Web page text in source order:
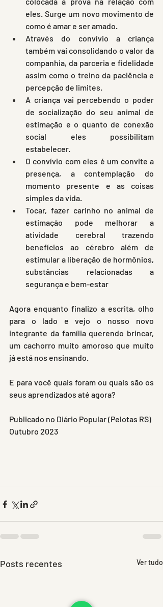
eles. Surge um novo movimento de
como é amar e ser amado.
Através do convívio a criança
também vai consolidando o valor da
companhia, da parceria e fidelidade
assim como o treino da paciência e
percepção de limites.
A criança vai percebendo o poder
de socialização do seu animal de
estimação e o quanto de conexão
social eles possibilitam
estabelecer.
O convívio com eles é um convite a
presença, a contemplação do
momento presente e as coisas
simples da vida.
Tocar, fazer carinho no animal de
estimação pode melhorar a
atividade cerebral trazendo
benefícios ao cérebro além de
estimular a liberação de hormônios,
substâncias relacionadas a
segurança e bem-estar
Agora enquanto finalizo a escrita, olho
para o lado e vejo o nosso novo
integrante da família querendo brincar,
um cachorro muito amoroso que muito
já está nos ensinando.
E para você quais foram ou quais são os
seus aprendizados até agora?
Publicado no Diário Popular (Pelotas RS)
Outubro 2023
Posts recentes Ver tudo